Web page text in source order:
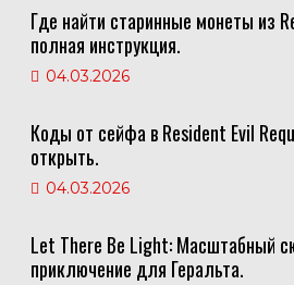
Где найти старинные монеты из
полная инструкция.
04.03.2026
Коды от сейфа в Resident Evil
открыть.
04.03.2026
Let There Be Light: Масштабный
приключение для Геральта.